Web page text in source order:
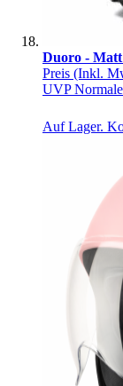
Duoro -
Preis (Inkl.
UVP
Auf Lager.